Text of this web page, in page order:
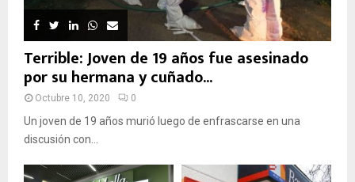
Terrible: Joven de 19 años fue asesinado
por su hermana y cuñado...
Octubre 10, 2020 0
Un joven de 19 años murió luego de enfrascarse en una
discusión con...